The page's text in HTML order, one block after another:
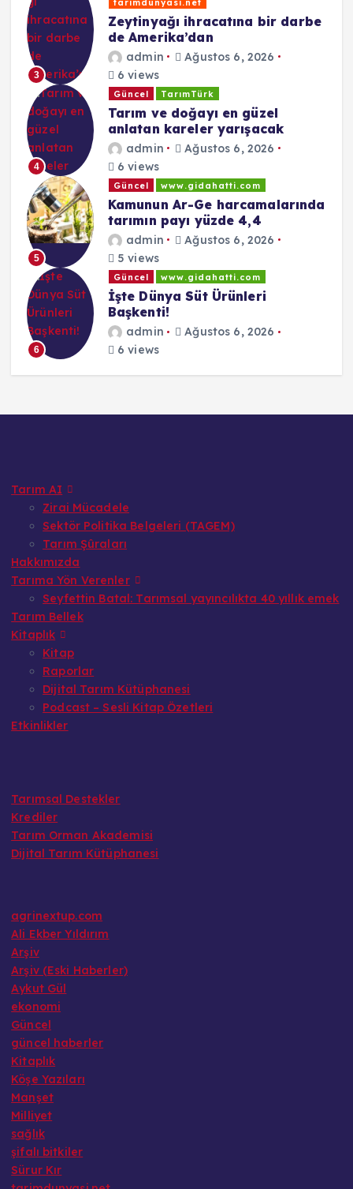
3
Zeytinyağı ihracatına bir darbe
de Amerika’dan
admin
Ağustos 6, 2026
6 views
4
Güncel TarımTürk
Tarım ve doğayı en güzel
anlatan kareler yarışacak
admin
Ağustos 6, 2026
6 views
5
Güncel www.gidahatti.com
Kamunun Ar-Ge harcamalarında
tarımın payı yüzde 4,4
admin
Ağustos 6, 2026
5 views
6
Güncel www.gidahatti.com
İşte Dünya Süt Ürünleri
Başkenti!
admin
Ağustos 6, 2026
6 views
Tarım AI
Zirai Mücadele
Sektör Politika Belgeleri (TAGEM)
Tarım Şûraları
Hakkımızda
Tarıma Yön Verenler
Seyfettin Batal: Tarımsal yayıncılıkta 40 yıllık emek
Tarım Bellek
Kitaplık
Kitap
Raporlar
Dijital Tarım Kütüphanesi
Podcast – Sesli Kitap Özetleri
Etkinlikler
Tarımsal Destekler
Krediler
Tarım Orman Akademisi
Dijital Tarım Kütüphanesi
agrinextup.com
Ali Ekber Yıldırım
Arşiv
Arşiv (Eski Haberler)
Aykut Gül
ekonomi
Güncel
güncel haberler
Kitaplık
Köşe Yazıları
Manşet
Milliyet
sağlık
şifalı bitkiler
Sürur Kır